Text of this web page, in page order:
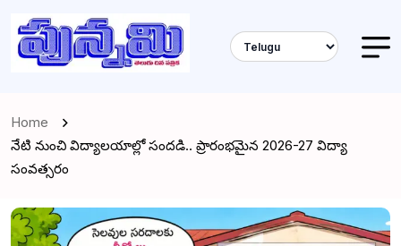
Home
నేటి నుంచి విద్యాలయాల్లో సందడి.. ప్రారంభమైన 2026-27 విద్యా
సంవత్సరం